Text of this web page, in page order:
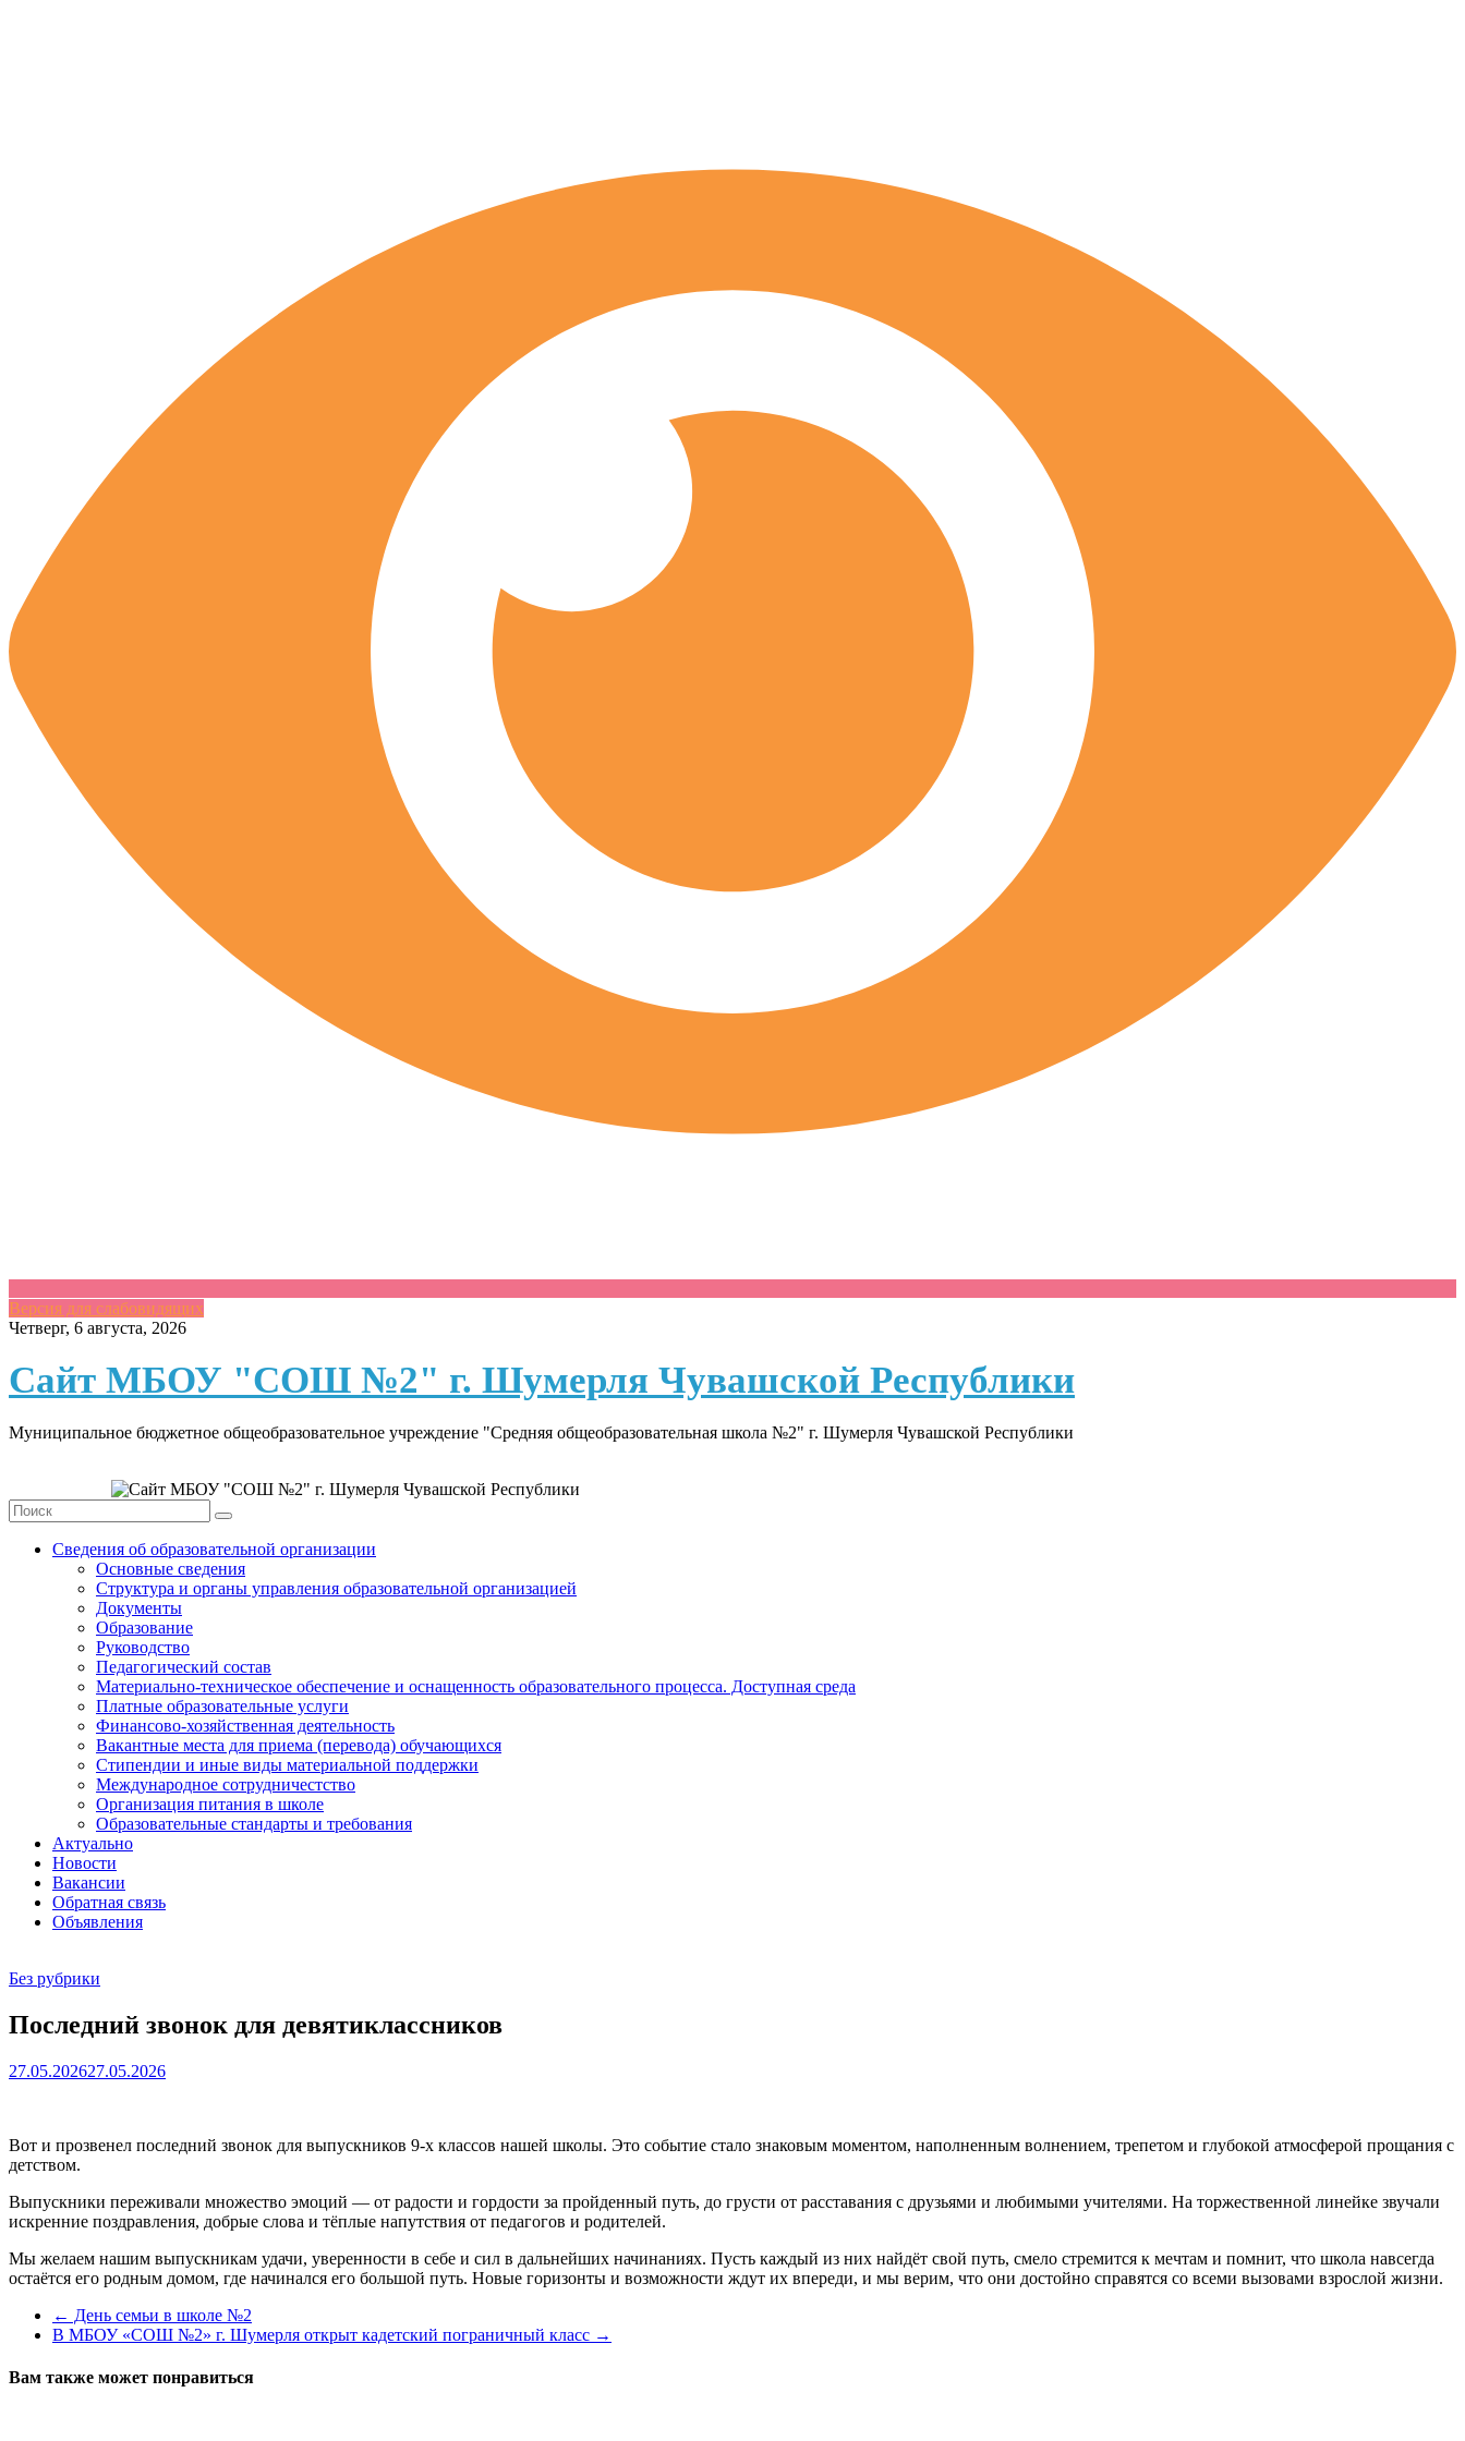
Версия для слабовидящих
Skip
content
Четверг, 6 августа, 2026
Сайт МБОУ "СОШ №2" г. Шумерля Чувашской Республики
Муниципальное бюджетное общеобразовательное учреждение "Средняя общеобразовательная школа №2" г. Шумерля Чувашской Республики
Сведения об образовательной организации
Основные сведения
Структура и органы управления образовательной организацией
Документы
Образование
Руководство
Педагогический состав
Материально-техническое обеспечение и оснащенность образовательного процесса. Доступная среда
Платные образовательные услуги
Финансово-хозяйственная деятельность
Вакантные места для приема (перевода) обучающихся
Стипендии и иные виды материальной поддержки
Международное сотрудничестство
Организация питания в школе
Образовательные стандарты и требования
Актуально
Новости
Вакансии
Обратная связь
Объявления
Без рубрики
Последний звонок для девятиклассников
27.05.202627.05.2026
Вот и прозвенел последний звонок для выпускников 9‑х классов нашей школы. Это событие стало знаковым моментом, наполненным волнением, трепетом и глубокой атмосферой прощания с
детством.
Выпускники переживали множество эмоций — от радости и гордости за пройденный путь, до грусти от расставания с друзьями и любимыми учителями. На торжественной линейке звучали
искренние поздравления, добрые слова и тёплые напутствия от педагогов и родителей.
Мы желаем нашим выпускникам удачи, уверенности в себе и сил в дальнейших начинаниях. Пусть каждый из них найдёт свой путь, смело стремится к мечтам и помнит, что школа навсегда
остаётся его родным домом, где начинался его большой путь. Новые горизонты и возможности ждут их впереди, и мы верим, что они достойно справятся со всеми вызовами взрослой жизни.
← День семьи в школе №2
В МБОУ «СОШ №2» г. Шумерля открыт кадетский пограничный класс →
Вам также может понравиться